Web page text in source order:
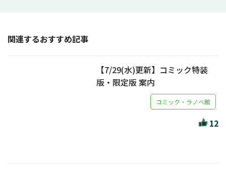
関連するおすすめ記事
【7/29(水)更新】コミック特装
版・限定版 案内
コミック・ラノベ館
12